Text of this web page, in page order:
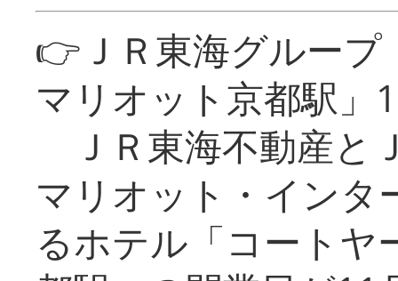
👉ＪＲ東海グルー
マリオット京都駅」
ＪＲ東海不動産と
マリオット・インタ
るホテル「コートヤ